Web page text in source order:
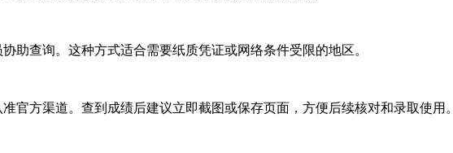
查询。这种方式适合需要纸质凭证或网络条件受限的地区。
方渠道。查到成绩后建议立即截图或保存页面，方便后续核对和录取使用。